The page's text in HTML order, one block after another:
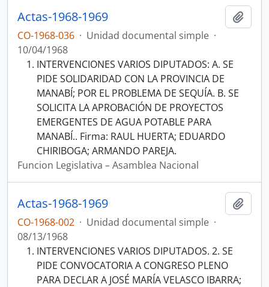
Actas-1968-1969
CO-1968-036 · Unidad documental simple ·
10/04/1968
INTERVENCIONES VARIOS DIPUTADOS: A. SE
PIDE SOLIDARIDAD CON LA PROVINCIA DE
MANABÍ; POR EL PROBLEMA DE SEQUÍA. B. SE
SOLICITA LA APROBACIÓN DE PROYECTOS
EMERGENTES DE AGUA POTABLE PARA
MANABÍ.. Firma: RAUL HUERTA; EDUARDO
CHIRIBOGA; ARMANDO PAREJA.
Funcion Legislativa – Asamblea Nacional
Actas-1968-1969
CO-1968-002 · Unidad documental simple ·
08/13/1968
INTERVENCIONES VARIOS DIPUTADOS. 2. SE
PIDE CONVOCATORIA A CONGRESO PLENO
PARA DECLAR A JOSÉ MARÍA VELASCO IBARRA;